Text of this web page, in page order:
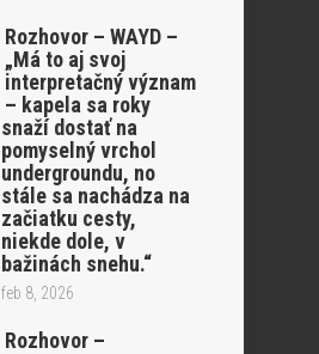
Rozhovor – WAYD –
„Má to aj svoj
interpretačný význam
– kapela sa roky
snaží dostať na
pomyselný vrchol
undergroundu, no
stále sa nachádza na
začiatku cesty,
niekde dole, v
bažinách snehu.“
feb 8, 2026
Rozhovor –